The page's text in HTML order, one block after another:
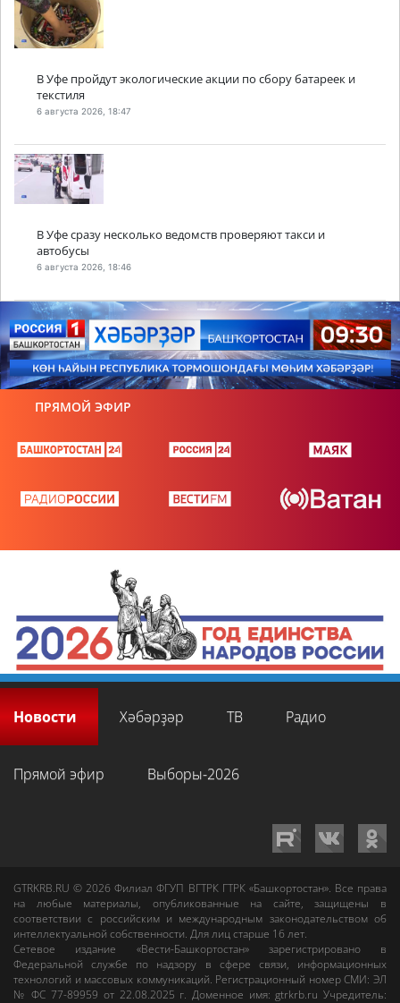
В Уфе пройдут экологические акции по сбору батареек и
текстиля
6 августа 2026, 18:47
В Уфе сразу несколько ведомств проверяют такси и
автобусы
6 августа 2026, 18:46
ПРЯМОЙ ЭФИР
Новости Хәбәрҙәр ТВ Радио
Прямой эфир Выборы-2026
GTRKRB.RU © 2026Филиал ФГУП ВГТРК ГТРК «Башкортостан». Все права
на любые материалы, опубликованные на сайте, защищены в
соответствии с российским и международным законодательством об
интеллектуальной собственности. Для лиц старше 16 лет.
Сетевое издание «Вести-Башкортостан»зарегистрировано в
Федеральной службе по надзору в сфере связи, информационных
технологий и массовых коммуникаций. Регистрационный номер СМИ: ЭЛ
№ ФС 77-89959 от 22.08.2025 г. Доменное имя:gtrkrb.ru Учредитель: